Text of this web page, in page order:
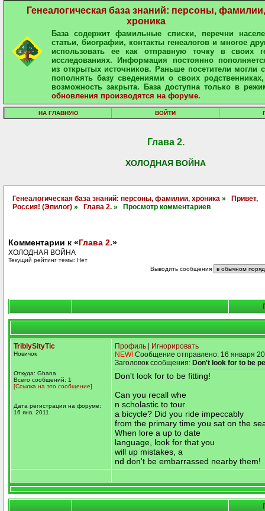
Генеалогическая база знаний: персоны, фамилии,
хроника
База содержит фамильные списки, перечни
статьи, биографии, контакты генеалогов и многое
использовать ее как отправную точку в своих
исследованиях. Информация постоянно
из открытых источников. Раньше посетители могли
пополнять базу сведениями о своих
возможность закрыта. База доступна только в
обновления производятся на форуме.
НА ГЛАВНУЮ ВОЙТИ
Глава 2.
ХОЛОДНАЯ ВОЙНА
Генеалогическая база знаний: персоны, фамилии, хроника »
Привет,
Россия! (Эпилог) » Глава 2. » Просмотр комментариев
Комментарии к «Глава 2.»
ХОЛОДНАЯ ВОЙНА
Текущий рейтинг темы: Нет
Выводить сообщения
TriblySityTic
Новичок
Откуда: Ghana
Всего сообщений: 1
[Ссылка на это сообщение]
Дата регистрации на форуме:
16 янв. 2011
Профиль
Игнорировать
NEW! Сообщение отправлено: 16 января
Заголовок сообщения: Don't look for to be
Don't look for to be fitting!
Can you recall whe
n scholastic to tour
a bicycle? Did you ride impeccably
from the primary time you sat on the
When lore a up to date
language, look for that you
will up mistakes, a
nd don't be embarrassed nearby them!